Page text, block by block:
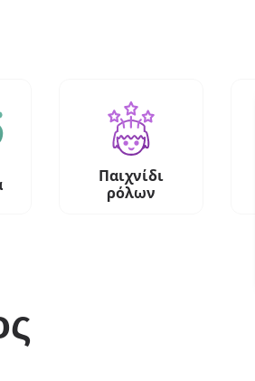
Παιχνίδι
ρόλων